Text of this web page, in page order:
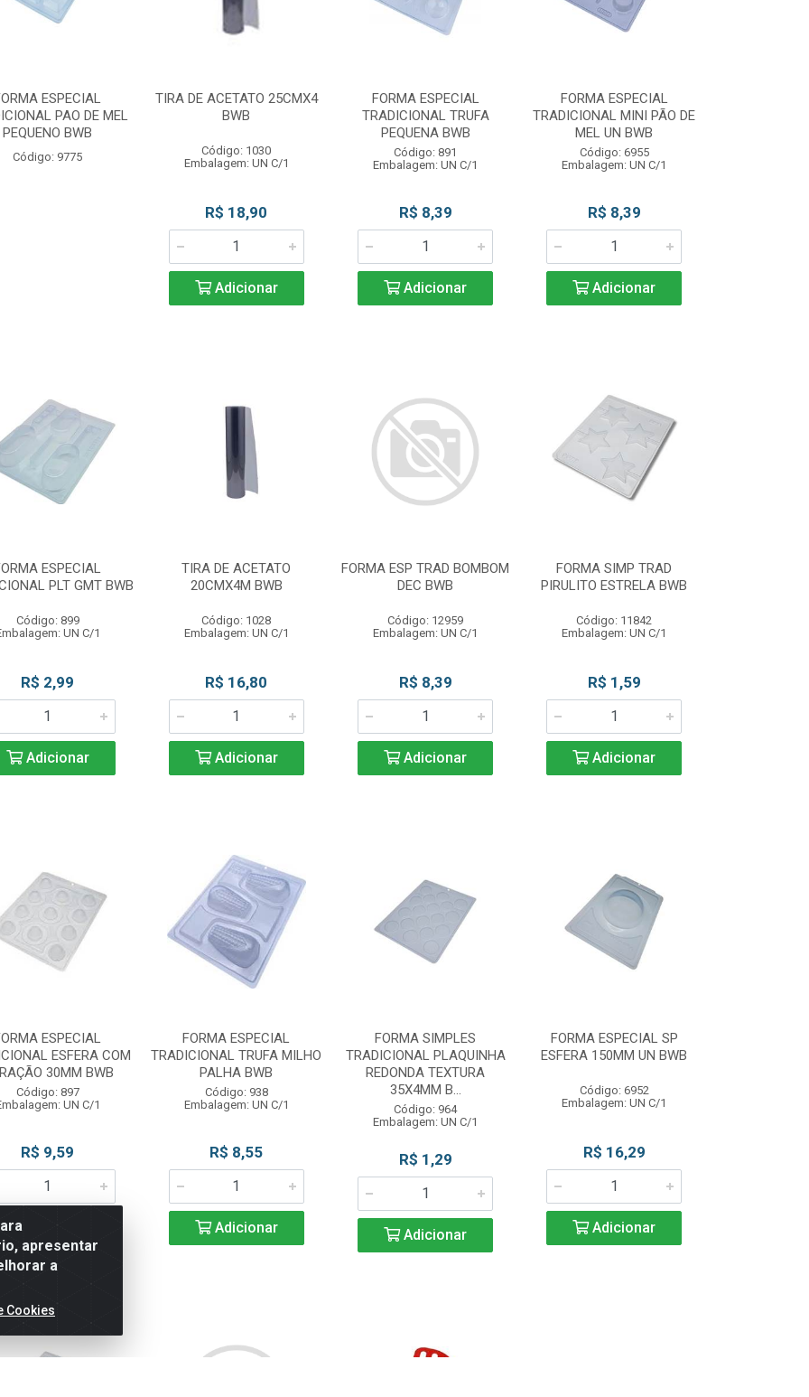
ESPECIAL
PAO DE MEL
PEQUENO BWB
Código: 9775
TIRA DE ACETATO 25CMX4
BWB
Código: 1030
Embalagem: UN C/1
R$ 18,90
Adicionar
FORMA ESPECIAL
TRADICIONAL TRUFA
PEQUENA BWB
Código: 891
Embalagem: UN C/1
R$ 8,39
Adicionar
FORMA ESPECIAL
TRADICIONAL MINI PÃO DE
MEL UN BWB
Código: 6955
Embalagem: UN C/1
R$ 8,39
Adicionar
ESPECIAL
PLT GMT BWB
Código: 899
UN C/1
R$ 2,99
Adicionar
TIRA DE ACETATO
20CMX4M BWB
Código: 1028
Embalagem: UN C/1
R$ 16,80
Adicionar
FORMA ESP TRAD BOMBOM
DEC BWB
Código: 12959
Embalagem: UN C/1
R$ 8,39
Adicionar
FORMA SIMP TRAD
PIRULITO ESTRELA BWB
Código: 11842
Embalagem: UN C/1
R$ 1,59
Adicionar
ESPECIAL
ESFERA COM
30MM BWB
Código: 897
UN C/1
R$ 9,59
Adicionar
FORMA ESPECIAL
TRADICIONAL TRUFA MILHO
PALHA BWB
Código: 938
Embalagem: UN C/1
R$ 8,55
Adicionar
FORMA SIMPLES
TRADICIONAL PLAQUINHA
REDONDA TEXTURA
35X4MM B...
Código: 964
Embalagem: UN C/1
R$ 1,29
Adicionar
FORMA ESPECIAL SP
ESFERA 150MM UN BWB
Código: 6952
Embalagem: UN C/1
R$ 16,29
Adicionar
apresentar
a
Cookies